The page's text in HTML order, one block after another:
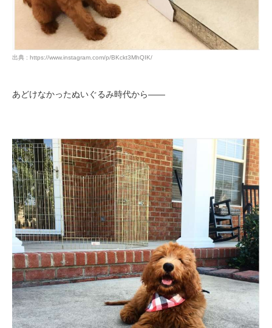
出典 : https://www.instagram.com/p/BKckt3MhQIK/
あどけなかったぬいぐるみ時代から――